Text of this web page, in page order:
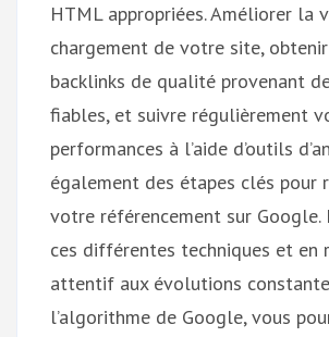
HTML appropriées. Améliorer la
chargement de votre site,
backlinks de qualité provenant
fiables, et suivre régulièrement
performances à l’aide d’outils
également des étapes clés pour
votre référencement sur Google.
ces différentes techniques et en
attentif aux évolutions
l’algorithme de Google, vous